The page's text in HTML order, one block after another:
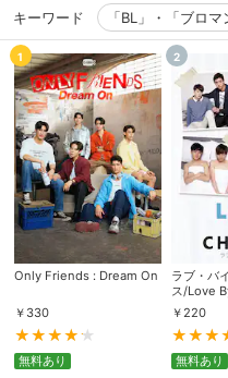
キーワード 「BL」・「ブロ
1
Only Friends : Dream On
￥ 330
無料あり
2
ラブ・バ
ス/Love
￥ 220
無料あり